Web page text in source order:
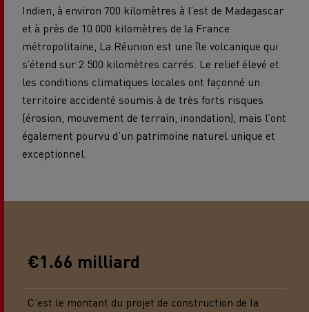
Indien, à environ 700 kilomètres à l’est de Madagascar
et à près de 10 000 kilomètres de la France
métropolitaine, La Réunion est une île volcanique qui
s’étend sur 2 500 kilomètres carrés. Le relief élevé et
les conditions climatiques locales ont façonné un
territoire accidenté soumis à de très forts risques
(érosion, mouvement de terrain, inondation), mais l’ont
également pourvu d’un patrimoine naturel unique et
exceptionnel.
€1.66 milliard
C’est le montant du projet de construction de la